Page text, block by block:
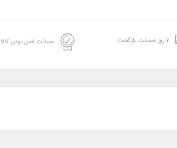
۷ روز ضمانت بازگشت ضمانت اصل بودن کالا